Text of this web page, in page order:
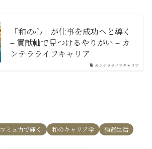
カンテラライフキャリア
「和の心」が仕事を成功へと導く
– 貢献軸で見つけるやりがい – カ
ンテラライフキャリア
コミュ力で輝く 和のキャリア学
強運生活